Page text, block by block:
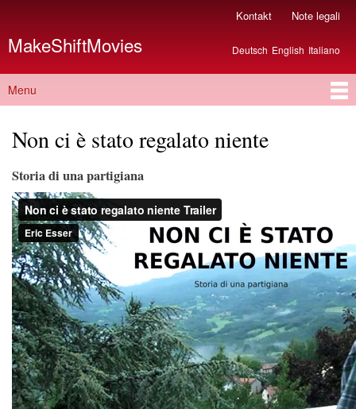
principale
Kontakt Note legali
MakeShiftMovies Deutsch English Italiano
Menu principale
Menu
Non ci è stato regalato niente
Storia di una partigiana